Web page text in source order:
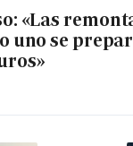
«Las
uno se